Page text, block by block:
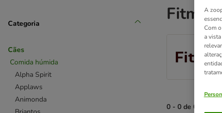
Categoria
Cães
Comida húmida
Alpha Spirit
Applaws
Animonda
Fitmin
0 - 0 de 0
A
Com
a